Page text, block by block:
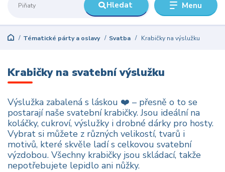
Menu
Hledat
Tématické párty a oslavy Svatba Krabičky na výslužku
Krabičky na svatební výslužku
Výslužka zabalená s láskou ❤️ – přesně o to se
postarají naše svatební krabičky. Jsou ideální na
koláčky, cukroví, výslužky i drobné dárky pro hosty.
Vybrat si můžete z různých velikostí, tvarů i
motivů, které skvěle ladí s celkovou svatební
výzdobou. Všechny krabičky jsou skládací, takže
nepotřebujete lepidlo ani nůžky.